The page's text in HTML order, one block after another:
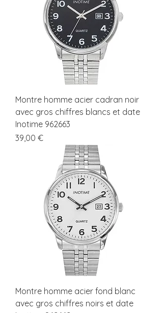
Montre homme acier cadran noir
avec gros chiffres blancs et date
Inotime 962663
Prix
39,00 €
Montre homme acier fond blanc
avec gros chiffres noirs et date